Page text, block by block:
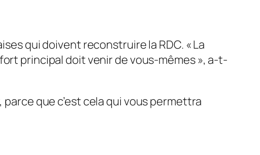
qui doivent reconstruire la RDC. «La
principal doit venir de vous-mêmes», a-t-
que c’est cela qui vous permettra